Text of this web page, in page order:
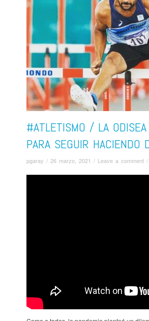
#ATLETISMO / LA
PARA SEGUIR HACIENDO
pgaray / 26 marzo, 2021 / Leave a comment /